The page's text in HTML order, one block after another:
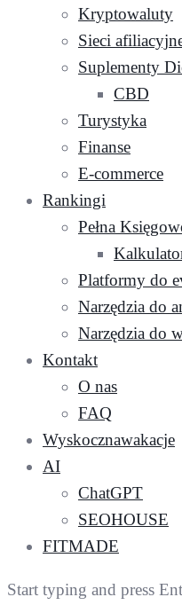
Kryptowaluty
Sieci
Suplementy
CBD
Turystyka
Finanse
E-commerce
Rankingi
Pełna
Platformy do
Narzędzia do
Narzędzia do
Kontakt
O nas
FAQ
Wyskocznawakacje
AI
ChatGPT
SEOHOUSE
FITMADE
Start typing and press